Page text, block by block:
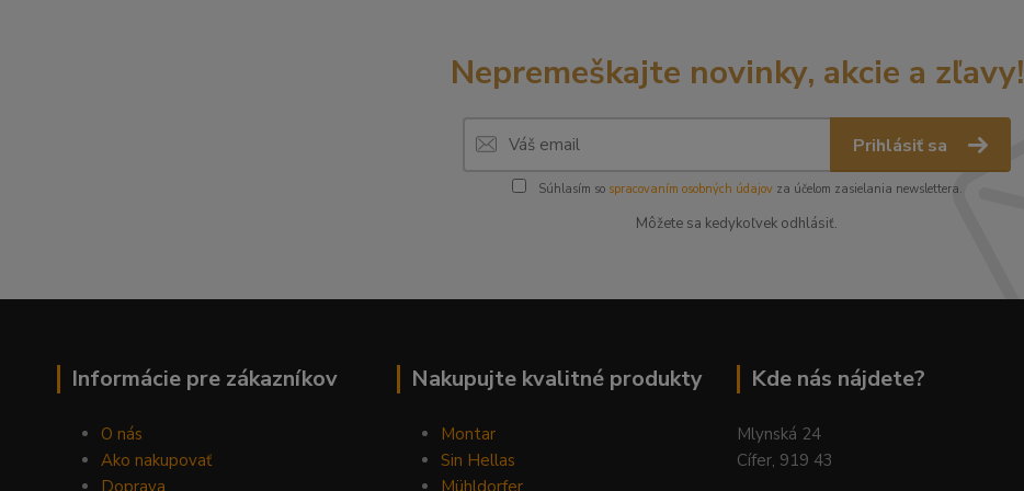
Nepremeškajte novinky, akcie a zľavy!
Prihlásiť sa
Súhlasím so spracovaním osobných údajovza účelom zasielania newslettera.
Môžete sa kedykoľvek odhlásiť.
Informácie pre zákazníkov
O nás
Ako nakupovať
Doprava
Nakupujte kvalitné produkty
Montar
Sin Hellas
Mühldorfer
Kde nás nájdete?
Mlynská 24
Cífer, 919 43